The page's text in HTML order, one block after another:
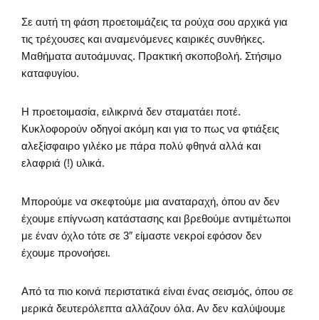
Σε αυτή τη φάση προετοιμάζεις τα ρούχα σου αρχικά για
τις τρέχουσες και αναμενόμενες καιρικές συνθήκες.
Μαθήματα αυτοάμυνας. Πρακτική σκοποβολή. Στήσιμο
καταφυγίου.
Η προετοιμασία, ειλικρινά δεν σταματάει ποτέ.
Κυκλοφορούν οδηγοί ακόμη και για το πως να φτιάξεις
αλεξίσφαιρο γιλέκο με πάρα πολύ φθηνά αλλά και
ελαφριά (!) υλικά.
Μπορούμε να σκεφτούμε μια αναταραχή, όπου αν δεν
έχουμε επίγνωση κατάστασης και βρεθούμε αντιμέτωποι
με έναν όχλο τότε σε 3″ είμαστε νεκροί εφόσον δεν
έχουμε προνοήσει.
Από τα πιο κοινά περιστατικά είναι ένας σεισμός, όπου σε
μερικά δευτερόλεπτα αλλάζουν όλα. Αν δεν καλύψουμε